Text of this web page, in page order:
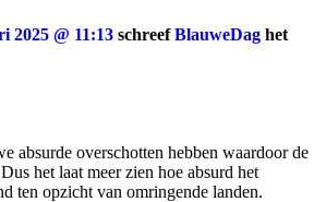
2025 @ 11:13 schreefBlauweDag het
absurde overschotten hebben waardoor de
het laat meer zien hoe absurd het
ten opzicht van omringende landen.